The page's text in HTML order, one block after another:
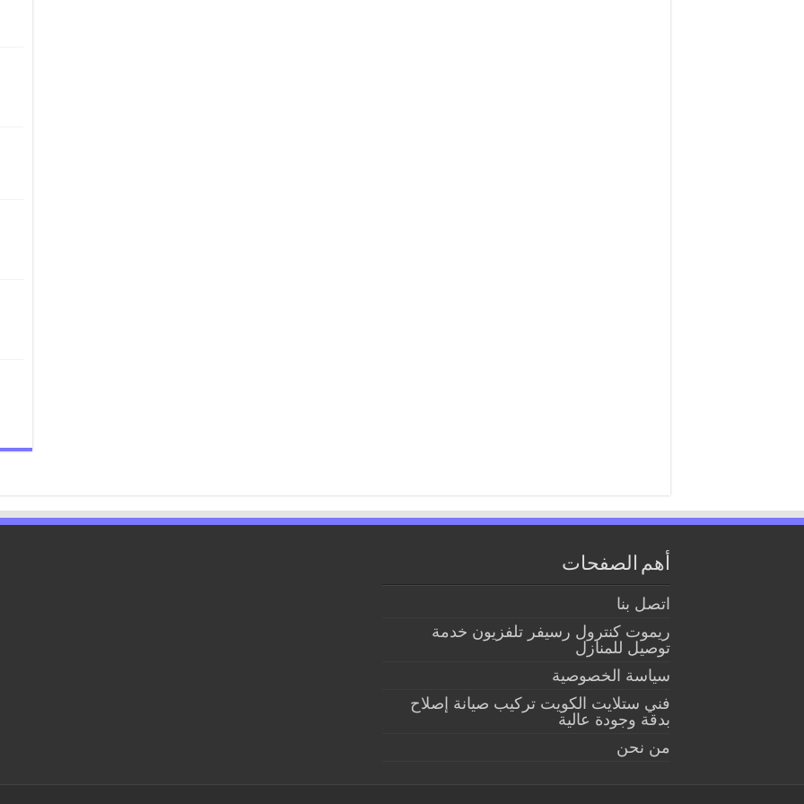
أهم الصفحات
اتصل بنا
ريموت كنترول رسيفر تلفزيون خدمة
توصيل للمنازل
سياسة الخصوصية
فني ستلايت الكويت تركيب صيانة إصلاح
بدقة وجودة عالية
من نحن